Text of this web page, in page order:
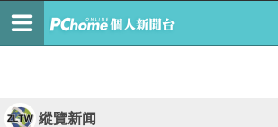
縱覽新闻